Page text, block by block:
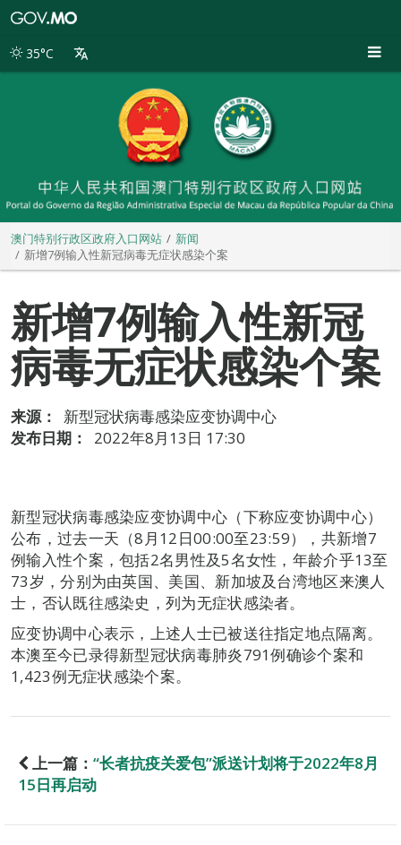
别
35°C
澳门特别行政区政府入口网站
新闻
新增7例输入性新冠病毒无症状感染个案
新增7例输入性新冠
病毒无症状感染个案
来源：
新型冠状病毒感染应变协调中心
发布日期：
2022年8月13日 17:30
新型冠状病毒感染应变协调中心（下称应变协调中心）
公布，过去一天（8月12日00:00至23:59），共新增7
例输入性个案，包括2名男性及5名女性，年龄介乎13至
73岁，分别为由英国、美国、新加坡及台湾地区来澳人
士，否认既往感染史，列为无症状感染者。
应变协调中心表示，上述人士已被送往指定地点隔离。
本澳至今已录得新型冠状病毒肺炎791例确诊个案和
1,423例无症状感染个案。
上一篇： “长者抗疫关爱包”派送计划将于2022年8月
15日再启动